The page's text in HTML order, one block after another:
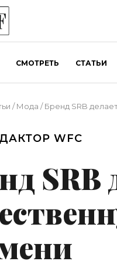
СМОТРЕТЬ СТАТЬИ
/Мода /Бренд SRB
WFC
SRB